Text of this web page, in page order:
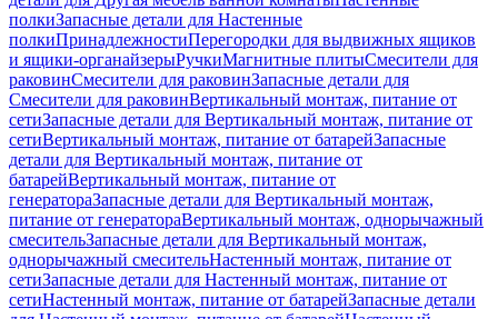
полкиЗапасные детали для Настенные
полкиПринадлежностиПерегородки для выдвижных ящиков
и ящики-органайзерыРучкиМагнитные плитыСмесители для
раковинСмесители для раковинЗапасные детали для
Смесители для раковинВертикальный монтаж, питание от
сетиЗапасные детали для Вертикальный монтаж, питание от
сетиВертикальный монтаж, питание от батарейЗапасные
детали для Вертикальный монтаж, питание от
батарейВертикальный монтаж, питание от
генератораЗапасные детали для Вертикальный монтаж,
питание от генератораВертикальный монтаж, однорычажный
смесительЗапасные детали для Вертикальный монтаж,
однорычажный смесительНастенный монтаж, питание от
сетиЗапасные детали для Настенный монтаж, питание от
сетиНастенный монтаж, питание от батарейЗапасные детали